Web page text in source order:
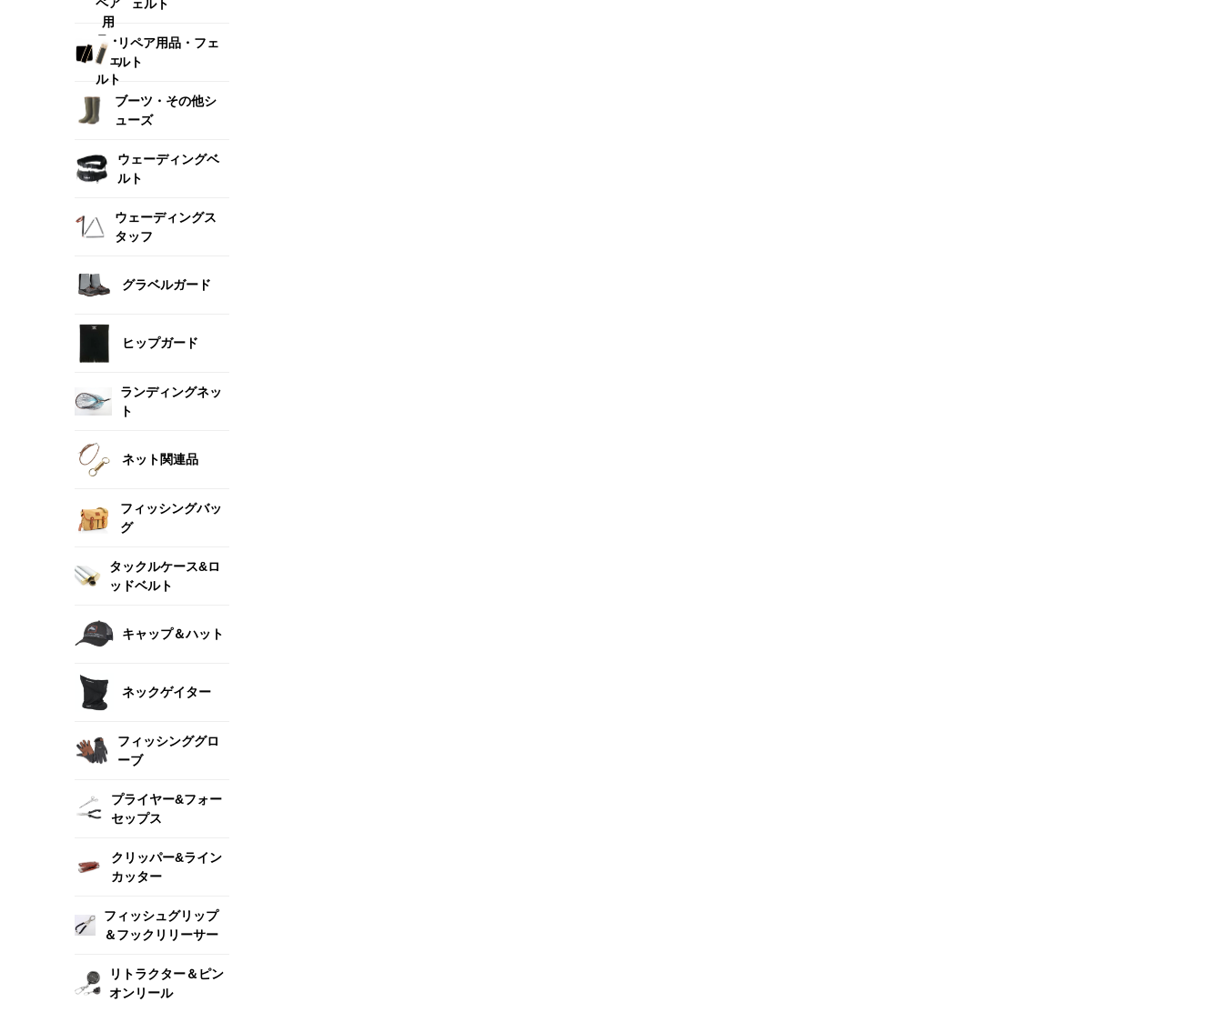
ェルト
リペア用品・フェ
ルト
ブーツ・その他シ
ューズ
ウェーディングベ
ルト
ウェーディングス
タッフ
グラベルガード
ヒップガード
ランディングネッ
ト
ネット関連品
フィッシングバッ
グ
タックルケース&ロ
ッドベルト
キャップ＆ハット
ネックゲイター
フィッシンググロ
ーブ
プライヤー&フォー
セップス
クリッパー&ライン
カッター
フィッシュグリップ
＆フックリリーサー
リトラクター＆ピン
オンリール